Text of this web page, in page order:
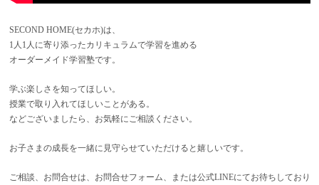
SECOND HOME(セカホ)は、
1人1人に寄り添ったカリキュラムで学習を進める
オーダーメイド学習塾です。
学ぶ楽しさを知ってほしい。
授業で取り入れてほしいことがある。
などございましたら、お気軽にご相談ください。
お子さまの成長を一緒に見守らせていただけると嬉しいです。
ご相談、お問合せは、お問合せフォーム、または公式LINEにてお待ちしており